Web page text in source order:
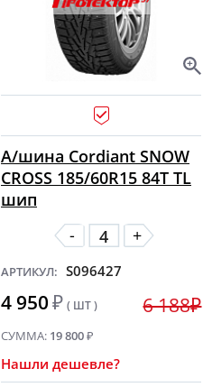
А/шина Cordiant SNOW
CROSS 185/60R15 84T TL
шип
-
+
АРТИКУЛ: S096427
4 950₽ ( ШТ ) 6 188₽
СУММА: 19 800₽
Нашли дешевле?